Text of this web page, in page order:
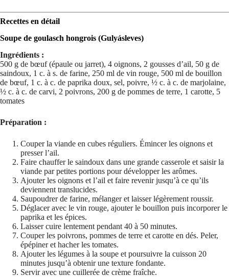
Recettes en détail
Soupe de goulasch hongrois (Gulyásleves)
Ingrédients :
500 g de bœuf (épaule ou jarret), 4 oignons, 2 gousses d’ail, 50 g de
saindoux, 1 c. à s. de farine, 250 ml de vin rouge, 500 ml de bouillon
de bœuf, 1 c. à c. de paprika doux, sel, poivre, ½ c. à c. de marjolaine,
½ c. à c. de carvi, 2 poivrons, 200 g de pommes de terre, 1 carotte, 5
tomates
Préparation :
Couper la viande en cubes réguliers. Émincer les oignons et
presser l’ail.
Faire chauffer le saindoux dans une grande casserole et saisir la
viande par petites portions pour développer les arômes.
Ajouter les oignons et l’ail et faire revenir jusqu’à ce qu’ils
deviennent translucides.
Saupoudrer de farine, mélanger et laisser légèrement roussir.
Déglacer avec le vin rouge, ajouter le bouillon puis incorporer le
paprika et les épices.
Laisser cuire lentement pendant 40 à 50 minutes.
Couper les poivrons, pommes de terre et carotte en dés. Peler,
épépiner et hacher les tomates.
Ajouter les légumes à la soupe et poursuivre la cuisson 20
minutes jusqu’à obtenir une texture fondante.
Servir avec une cuillerée de crème fraîche.